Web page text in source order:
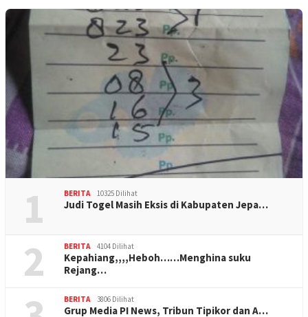
1 BERITA 10325 Dilihat
Judi Togel Masih Eksis di Kabupaten Jepa…
2 BERITA 4104 Dilihat
Kepahiang,,,,Heboh……Menghina suku
Rejang…
BERITA 3806 Dilihat
Grup Media PI News, Tribun Tipikor dan A…